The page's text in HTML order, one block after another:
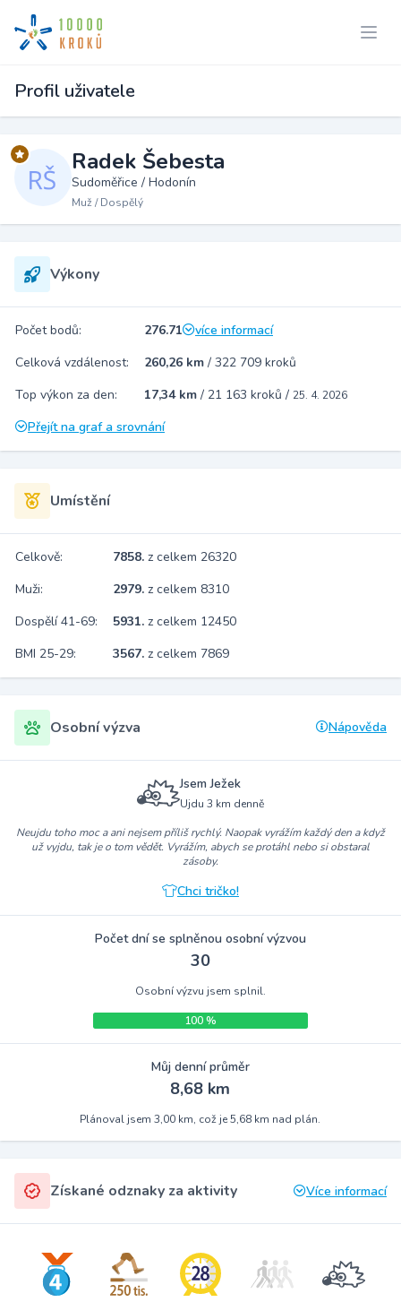
Profil uživatele
Radek Šebesta
Sudoměřice / Hodonín
Muž / Dospělý
Výkony
Počet bodů: 276.71
více informací
Celková vzdálenost:
260,26 km / 322 709 kroků
Top výkon za den:
17,34 km / 21 163 kroků / 25. 4. 2026
Přejít na graf a srovnání
Umístění
Celkově: 7858. z celkem 26320
Muži:
2979. z celkem 8310
Dospělí 41-69:
5931. z celkem 12450
BMI 25-29:
3567. z celkem 7869
Osobní výzva Nápověda
Jsem Ježek
Ujdu 3 km denně
Neujdu toho moc a ani nejsem příliš rychlý. Naopak vyrážím každý den a když
už vyjdu, tak je o tom vědět. Vyrážím, abych se protáhl nebo si obstaral
zásoby.
Chci tričko!
Počet dní se splněnou osobní výzvou
30
Osobní výzvu jsem splnil.
100 %
Můj denní průměr
8,68 km
Plánoval jsem 3,00 km, což je 5,68 km nad plán.
Získané odznaky za aktivity Více informací